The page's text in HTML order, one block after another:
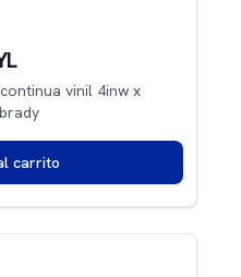
vinil 4inw x
carrito